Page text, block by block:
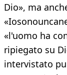
Dio», ma
«l'uomo ha
ripiegato su
intervistato